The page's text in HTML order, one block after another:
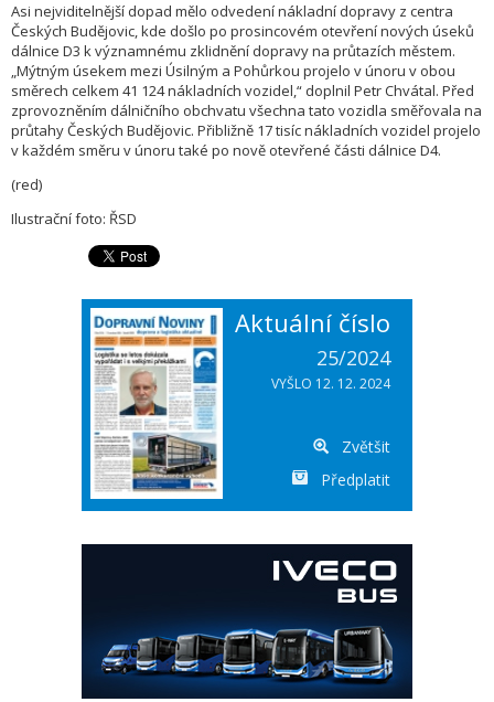
Asi nejviditelnější dopad mělo odvedení nákladní dopravy z centra
Českých Budějovic, kde došlo po prosincovém otevření nových úseků
dálnice D3 k významnému zklidnění dopravy na průtazích městem.
„Mýtným úsekem mezi Úsilným a Pohůrkou projelo v únoru v obou
směrech celkem 41 124 nákladních vozidel,“ doplnil Petr Chvátal. Před
zprovozněním dálničního obchvatu všechna tato vozidla směřovala na
průtahy Českých Budějovic. Přibližně 17 tisíc nákladních vozidel projelo
v každém směru v únoru také po nově otevřené části dálnice D4.
(red)
Ilustrační foto: ŘSD
Aktuální číslo
25/2024
VYŠLO 12. 12. 2024
Zvětšit
Předplatit